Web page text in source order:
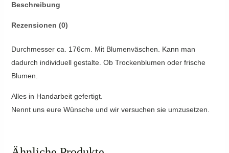
Beschreibung
Rezensionen (0)
Durchmesser ca. 176cm. Mit Blumenväschen. Kann man
dadurch individuell gestalte. Ob Trockenblumen oder frische
Blumen.
Alles in Handarbeit gefertigt.
Nennt uns eure Wünsche und wir versuchen sie umzusetzen.